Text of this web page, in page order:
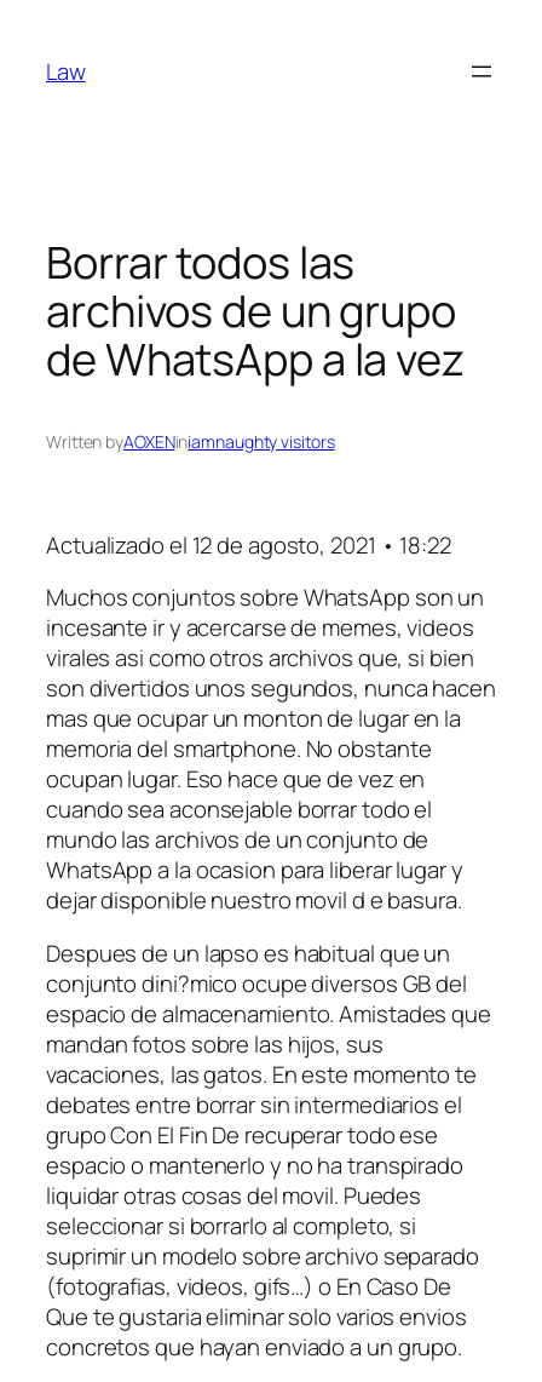
content
Law
Borrar todos las
archivos de un grupo
de WhatsApp a la vez
Written byAOXENiniamnaughty visitors
Actualizado el 12 de agosto, 2021 • 18:22
Muchos conjuntos sobre WhatsApp son un
incesante ir y acercarse de memes, videos
virales asi­ como otros archivos que, si bien
son divertidos unos segundos, nunca hacen
mas que ocupar un monton de lugar en la
memoria del smartphone. No obstante
ocupan lugar. Eso hace que de vez en
cuando sea aconsejable borrar todo el
mundo las archivos de un conjunto de
WhatsApp a la ocasion para liberar lugar y
dejar disponible nuestro movil d e basura.
Despues de un lapso es habitual que un
conjunto dini?mico ocupe diversos GB del
espacio de almacenamiento. Amistades que
mandan fotos sobre las hijos, sus
vacaciones, las gatos. En este momento te
debates entre borrar sin intermediarios el
grupo Con El Fin De recuperar todo ese
espacio o mantenerlo y no ha transpirado
liquidar otras cosas del movil. Puedes
seleccionar si borrarlo al completo, si
suprimir un modelo sobre archivo separado
(fotografias, videos, gifs…) o En Caso De
Que te gustaria eliminar solo varios envios
concretos que hayan enviado a un grupo.